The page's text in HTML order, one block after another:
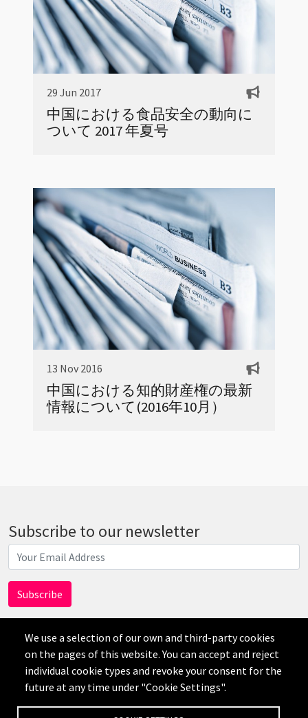
29 Jun 2017
中国における食品安全の動向に
ついて 2017 年夏号
13 Nov 2016
中国における知的財産権の最新
情報について(2016年10月）
Subscribe to our newsletter
Disclaimer Privacy Credits
AI
We use a selection of our own and third-party cookies
on the pages of this website. You can accept and reject
individual cookie types and revoke your consent for the
future at any time under "Cookie Settings".